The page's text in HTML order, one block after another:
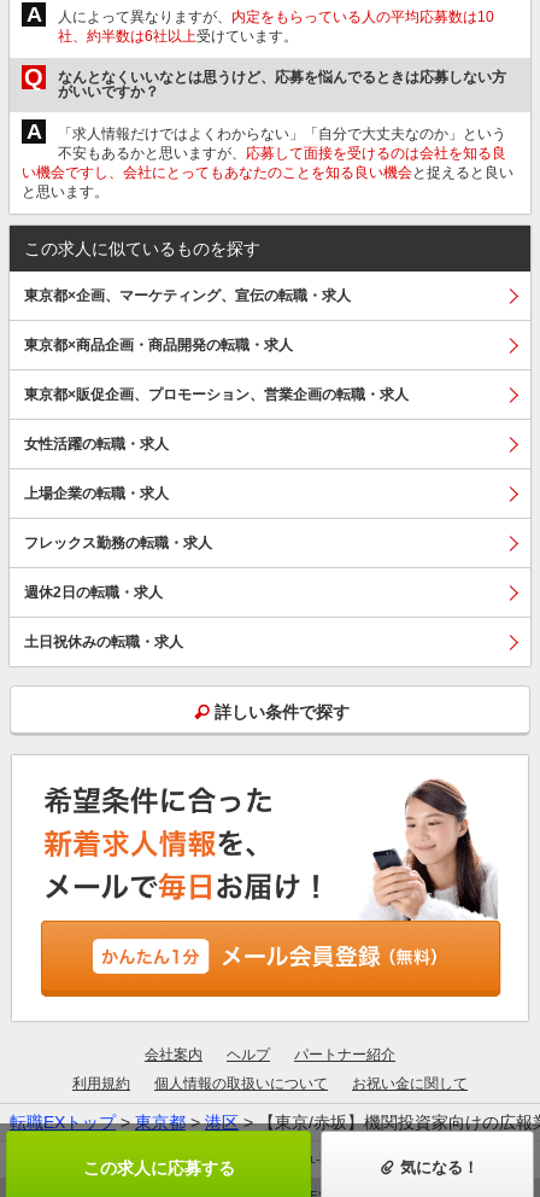
この求人に応募する 気になる！
A 人によって異なりますが、 内定をもらっている人の平均応募数は10
社、約半数は6社以上受けています。
Q
なんとなくいいなとは思うけど、応募を悩んでるときは応募しない方
がいいですか？
A
「求人情報だけではよくわからない」「自分で大丈夫なのか」という
不安もあるかと思いますが、 応募して面接を受けるのは会社を知る良
い機会ですし、会社にとってもあなたのことを知る良い機会と捉えると良い
と思います。
この求人に似ているものを探す
東京都×企画、マーケティング、宣伝の転職・求人
東京都×商品企画・商品開発の転職・求人
東京都×販促企画、プロモーション、営業企画の転職・求人
女性活躍の転職・求人
上場企業の転職・求人
フレックス勤務の転職・求人
週休2日の転職・求人
土日祝休みの転職・求人
詳しい条件で探す
会社案内 ヘルプ
パートナー紹介
利用規約
個人情報の取扱いについて お祝い金に関して
転職EXトップ>東京都>港区> 【東京/赤坂】機関投資家向けの広
厚生労働大臣許可：13-ユ-305190